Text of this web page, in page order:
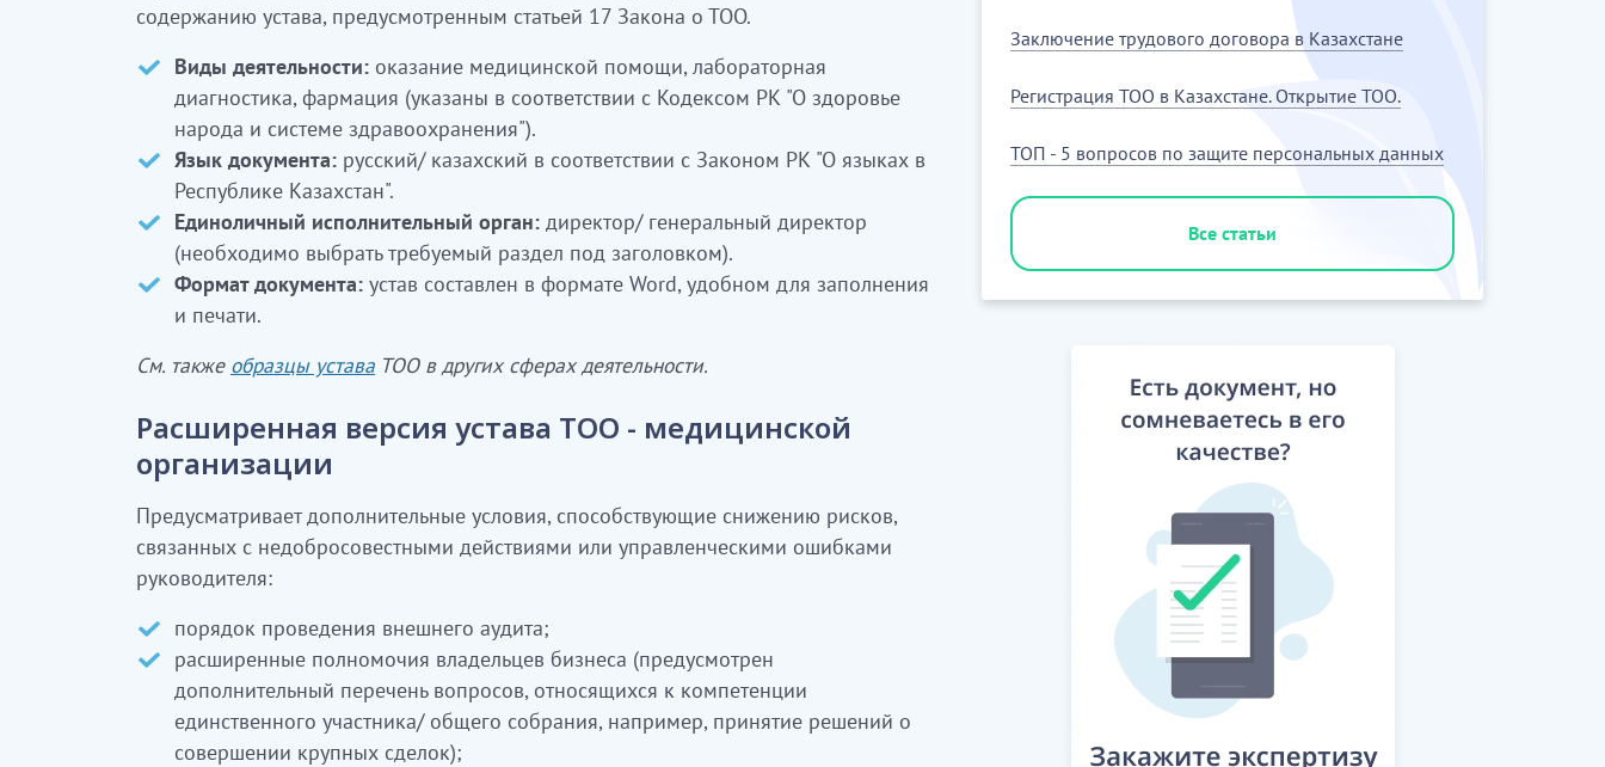
содержанию устава, предусмотренным статьей 17 Закона о ТОО.
Виды деятельности: оказание медицинской помощи, лабораторная
диагностика, фармация (указаны в соответствии с Кодексом РК "О здоровье
народа и системе здравоохранения").
Язык документа: русский/ казахский в соответствии с Законом РК "О языках в
Республике Казахстан".
Единоличный исполнительный орган: директор/ генеральный директор
(необходимо выбрать требуемый раздел под заголовком).
Формат документа: устав составлен в формате Word, удобном для заполнения
и печати.
См. также образцы устава ТОО в других сферах деятельности.
Расширенная версия устава ТОО - медицинской
организации
Предусматривает дополнительные условия, способствующие снижению рисков,
связанных с недобросовестными действиями или управленческими ошибками
руководителя:
порядок проведения внешнего аудита;
расширенные полномочия владельцев бизнеса (предусмотрен
дополнительный перечень вопросов, относящихся к компетенции
единственного участника/ общего собрания, например, принятие решений о
совершении крупных сделок);
Заключение трудового договора в Казахстане
Регистрация ТОО в Казахстане. Открытие ТОО.
ТОП - 5 вопросов по защите персональных данных
Все статьи